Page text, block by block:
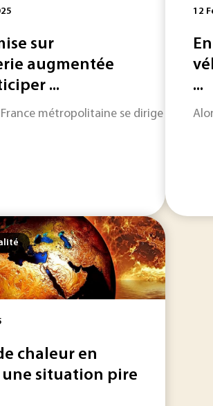
Uni met en évidence la
sur
augmentée
...
métropolitaine se dirige vers
12
...
chaleur en
une situation pire